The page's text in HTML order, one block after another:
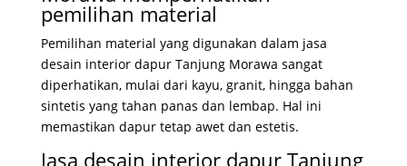
pemilihan material
Pemilihan material yang digunakan dalam jasa
desain interior dapur Tanjung Morawa sangat
diperhatikan, mulai dari kayu, granit, hingga bahan
sintetis yang tahan panas dan lembap. Hal ini
memastikan dapur tetap awet dan estetis.
Jasa desain interior dapur Tanjung